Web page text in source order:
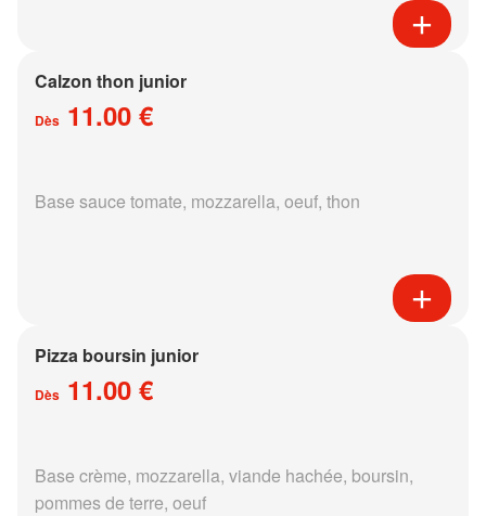
Calzon thon junior
Dès 11.00 €
Base sauce tomate, mozzarella, oeuf, thon
Pizza boursin junior
Dès 11.00 €
Base crème, mozzarella, viande hachée, boursin,
pommes de terre, oeuf